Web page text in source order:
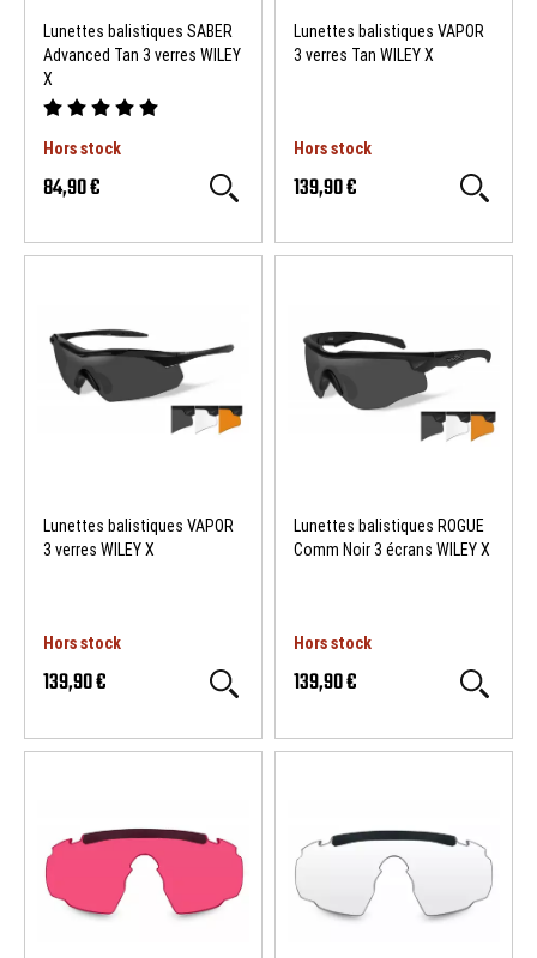
Lunettes balistiques SABER
Advanced Tan 3 verres WILEY
X
Hors stock
84,90 €
Lunettes balistiques VAPOR
3 verres Tan WILEY X
Hors stock
139,90 €
Lunettes balistiques VAPOR
3 verres WILEY X
Hors stock
139,90 €
Lunettes balistiques ROGUE
Comm Noir 3 écrans WILEY X
Hors stock
139,90 €